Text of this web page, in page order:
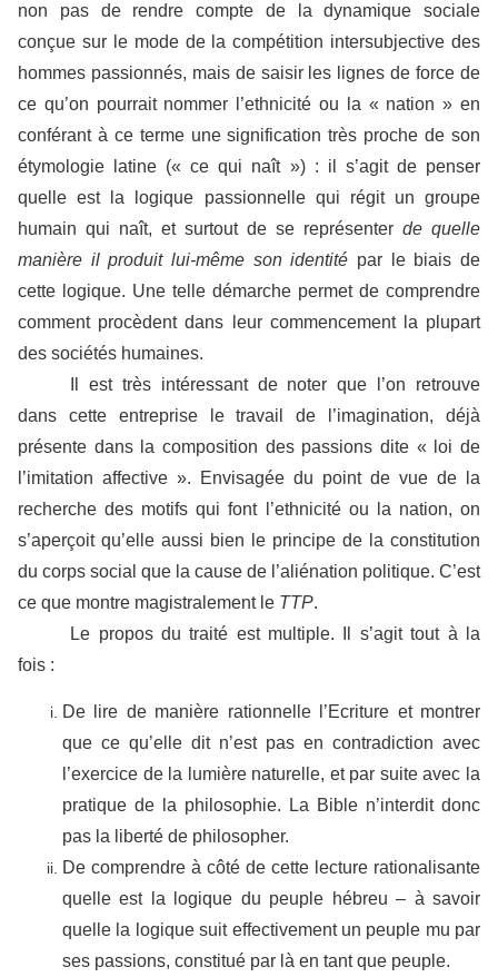
non pas de rendre compte de la dynamique sociale
conçue sur le mode de la compétition intersubjective des
hommes passionnés, mais de saisir les lignes de force de
ce qu’on pourrait nommer l’ethnicité ou la « nation » en
conférant à ce terme une signification très proche de son
étymologie latine (« ce qui naît ») : il s’agit de penser
quelle est la logique passionnelle qui régit un groupe
humain qui naît, et surtout de se représenter de quelle
manière il produit lui-même son identité par le biais de
cette logique. Une telle démarche permet de comprendre
comment procèdent dans leur commencement la plupart
des sociétés humaines.
Il est très intéressant de noter que l’on retrouve
dans cette entreprise le travail de l’imagination, déjà
présente dans la composition des passions dite « loi de
l’imitation affective ». Envisagée du point de vue de la
recherche des motifs qui font l’ethnicité ou la nation, on
s’aperçoit qu’elle aussi bien le principe de la constitution
du corps social que la cause de l’aliénation politique. C’est
ce que montre magistralement le TTP.
Le propos du traité est multiple. Il s’agit tout à la
fois :
De lire de manière rationnelle l’Ecriture et montrer
que ce qu’elle dit n’est pas en contradiction avec
l’exercice de la lumière naturelle, et par suite avec la
pratique de la philosophie. La Bible n’interdit donc
pas la liberté de philosopher.
De comprendre à côté de cette lecture rationalisante
quelle est la logique du peuple hébreu – à savoir
quelle la logique suit effectivement un peuple mu par
ses passions, constitué par là en tant que peuple.